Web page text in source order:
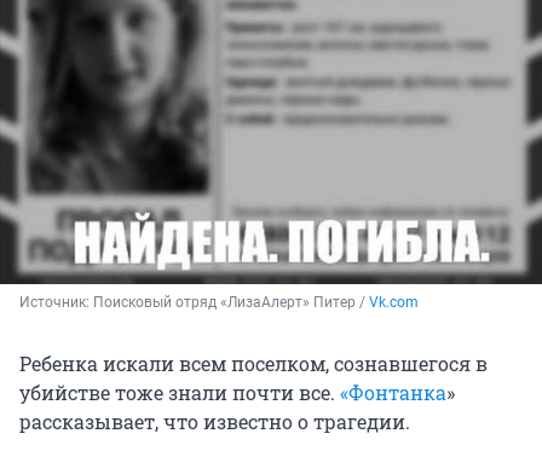
Источник: Поисковый отряд «ЛизаАлерт» Питер / Vk.com
Ребенка искали всем поселком, сознавшегося в
убийстве тоже знали почти все. «Фонтанка»
рассказывает, что известно о трагедии.